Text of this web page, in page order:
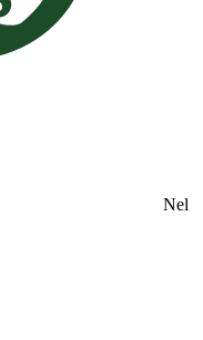
Nel